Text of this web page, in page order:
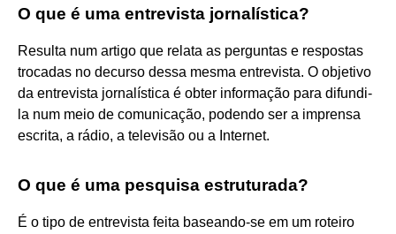
O que é uma entrevista jornalística?
Resulta num artigo que relata as perguntas e respostas
trocadas no decurso dessa mesma entrevista. O objetivo
da entrevista jornalística é obter informação para difundi-
la num meio de comunicação, podendo ser a imprensa
escrita, a rádio, a televisão ou a Internet.
O que é uma pesquisa estruturada?
É o tipo de entrevista feita baseando-se em um roteiro